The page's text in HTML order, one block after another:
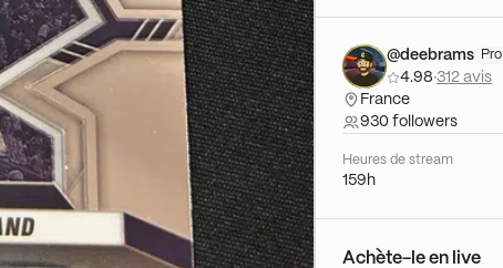
@deebrams Pro
4.98·312 avis
France
930 followers
Heures de stream
159h
Achète-le en live